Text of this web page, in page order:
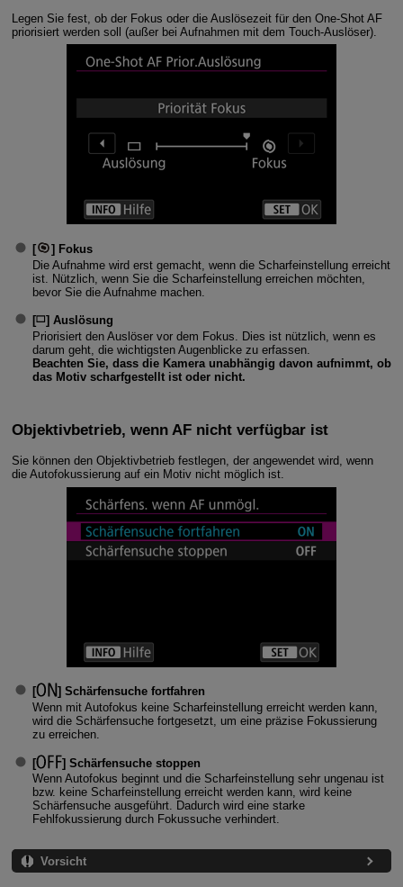
Legen Sie fest, ob der Fokus oder die Auslösezeit für den One-Shot AF
priorisiert werden soll (außer bei Aufnahmen mit dem Touch-Auslöser).
[ ] Fokus
Die Aufnahme wird erst gemacht, wenn die Scharfeinstellung erreicht
ist. Nützlich, wenn Sie die Scharfeinstellung erreichen möchten,
bevor Sie die Aufnahme machen.
[ ]Auslösung
Priorisiert den Auslöser vor dem Fokus. Dies ist nützlich, wenn es
darum geht, die wichtigsten Augenblicke zu erfassen.
Beachten Sie, dass die Kamera unabhängig davon aufnimmt, ob
das Motiv scharfgestellt ist oder nicht.
Objektivbetrieb, wenn AF nicht verfügbar ist
Sie können den Objektivbetrieb festlegen, der angewendet wird, wenn
die Autofokussierung auf ein Motiv nicht möglich ist.
[ ] Schärfensuche fortfahren
Wenn mit Autofokus keine Scharfeinstellung erreicht werden kann,
wird die Schärfensuche fortgesetzt, um eine präzise Fokussierung
zu erreichen.
[ ] Schärfensuche stoppen
Wenn Autofokus beginnt und die Scharfeinstellung sehr ungenau ist
bzw. keine Scharfeinstellung erreicht werden kann, wird keine
Schärfensuche ausgeführt. Dadurch wird eine starke
Fehlfokussierung durch Fokussuche verhindert.
Vorsicht